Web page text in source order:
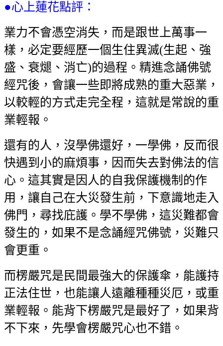
●心上蓮花點評：
業力不會憑空消失，而是跟世上萬事一
樣，必定要經歷一個生住異滅(生起、強
盛 、衰煺、消亡)的過程。精進念誦佛號
經咒後，會讓一些即將成熟的重大惡業，
以較輕的方式走完全程，這就是常說的重
業輕報。
還有的人，沒學佛還好，一學佛，反而很
快遇到小的麻煩事，因而失去對佛法的信
心。這其實是因人的自我保護機制的作
用，讓自己在大災發生前，下意識地走入
佛門，尋找庇護。學不學佛，這災難都會
發生的，如果不是念誦經咒佛號，災難只
會更重。
而楞嚴咒是民間最強大的保護傘，能護持
正法住世，也能讓人遠離種種災厄，或重
業輕報。能背下楞嚴咒是最好了，如果背
不下來，先學會楞嚴咒心也不錯。